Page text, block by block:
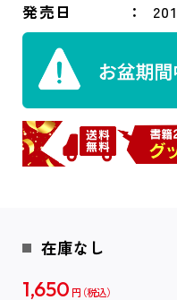
発売日
在庫なし
1,650 円